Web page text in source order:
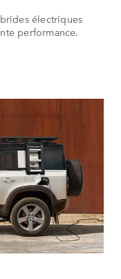
électriques
performance.